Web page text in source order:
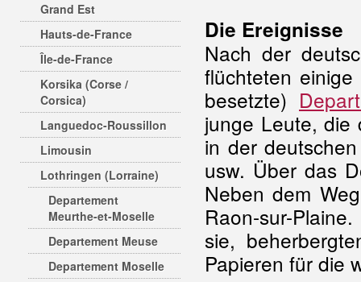
Grand Est
Hauts-de-France
Île-de-France
Korsika (Corse /
Corsica)
Languedoc-Roussillon
Limousin
Lothringen (Lorraine)
Departement
Meurthe-et-Moselle
Departement Meuse
Departement Moselle
Die Ereignisse
Nach der
flüchteten
besetzte)
junge Leute, die
in der
usw. Über das
Neben dem
Raon-sur-
sie,
Papieren für die